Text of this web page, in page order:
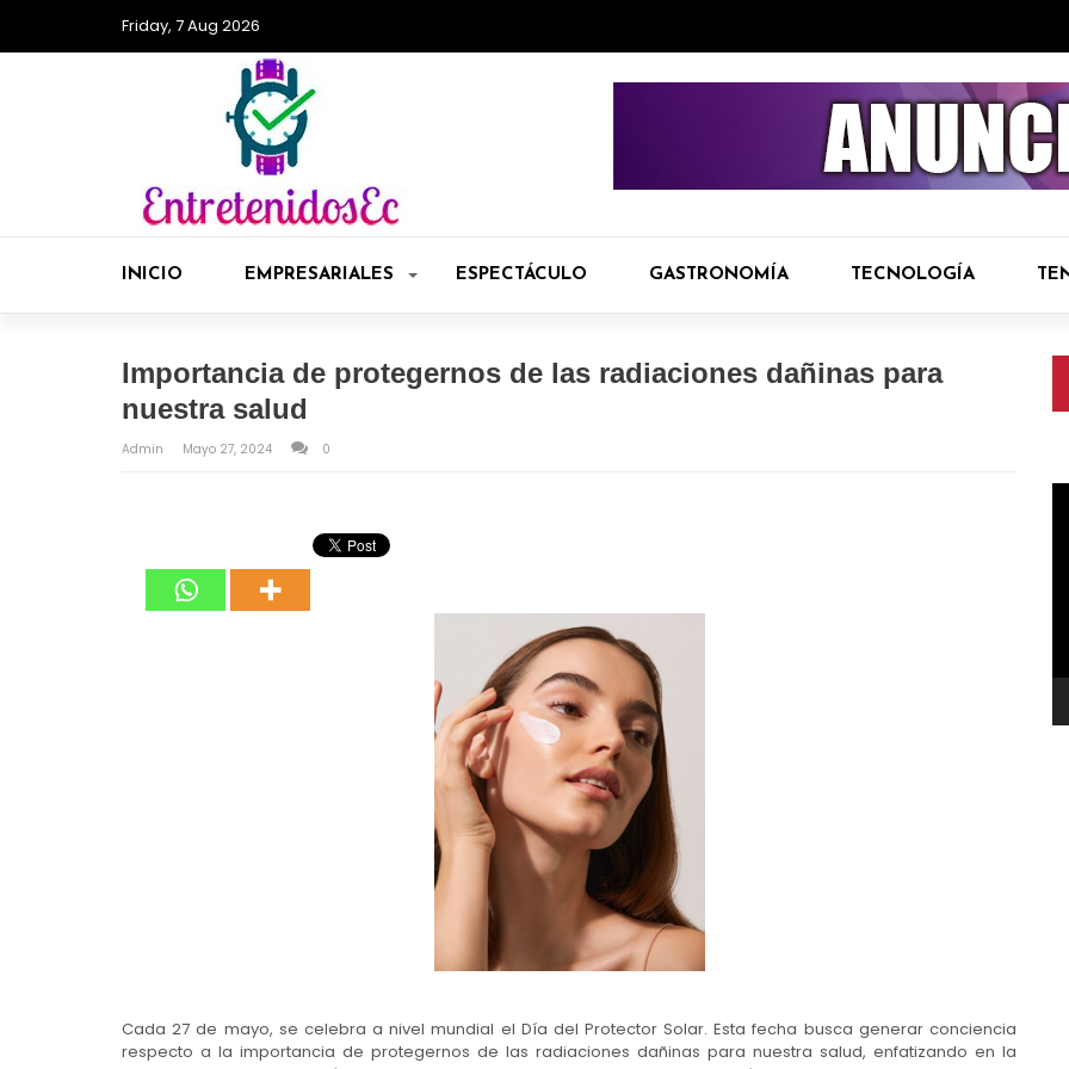
Friday, 7 Aug 2026
INICIO EMPRESARIALES ESPECTÁCULO GASTRONOMÍA TECNOLOGÍA
Importancia de protegernos de las radiaciones dañinas para
nuestra salud
Admin Mayo 27, 2024 0
Cada 27 de mayo, se celebra a nivel mundial el Día del Protector Solar. Esta fecha busca generar conciencia
respecto a la importancia de protegernos de las radiaciones dañinas para nuestra salud, enfatizando en la